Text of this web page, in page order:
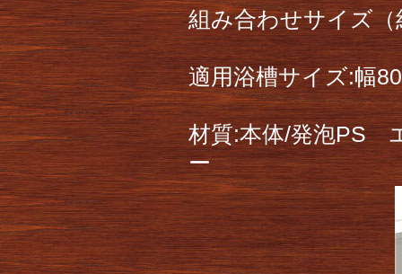
組み合わせサイズ
適用浴槽サイズ:幅
材質:本体/発泡PS
ー